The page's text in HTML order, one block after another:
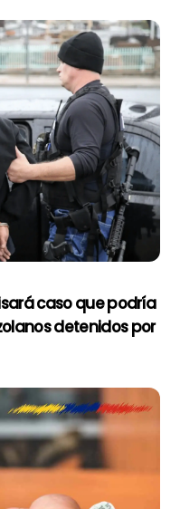
caso que podría
detenidos por